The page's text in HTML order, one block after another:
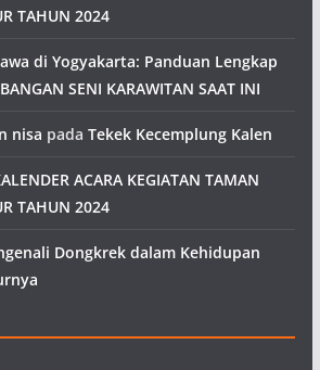
TAHUN 2024
di Yogyakarta: Panduan Lengkap
SENI KARAWITAN SAAT INI
nisa pada Tekek Kecemplung Kalen
ACARA KEGIATAN TAMAN
TAHUN 2024
Dongkrek dalam Kehidupan